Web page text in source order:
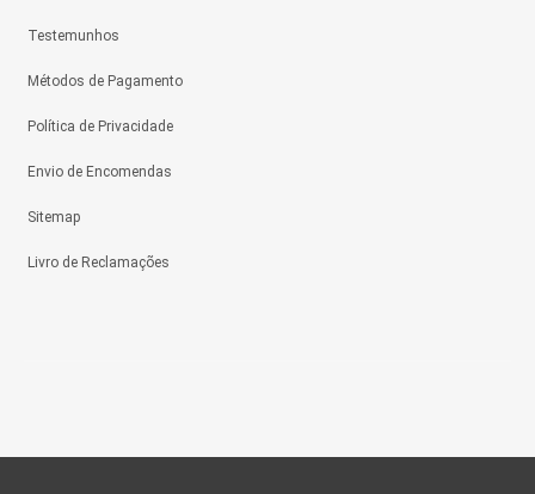
Testemunhos
Métodos de Pagamento
Política de Privacidade
Envio de Encomendas
Sitemap
Livro de Reclamações